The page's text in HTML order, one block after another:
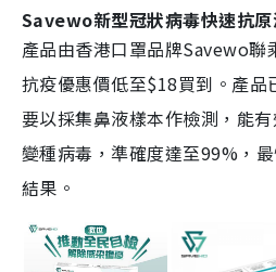
Savewo新型冠狀病毒快速抗原
產品由香港口罩品牌Savewo聯
抗疫優惠價低至$18買到。產品
要以採集鼻液樣本作檢測，能
變種病毒，準確度達至99%，
結果。